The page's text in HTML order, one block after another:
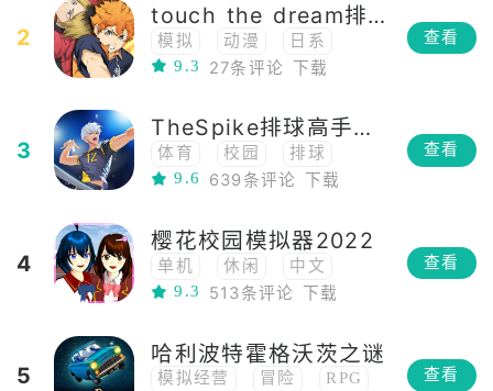
2
touch the dream排球少年韩服
模拟 动漫
日系
女性向
校园 已汉化
9.3 27条评论 下载
查看
3
TheSpike排球高手重制
体育 校园
排球
同人
9.6 639条评论 下载
查看
4
樱花校园模拟器2022
单机 休闲
中文
联网
联机
模拟经营
二次元
养成
开放世界
3D
9.3 513条评论 下载
查看
5
哈利波特霍格沃茨之谜
模拟经营 冒险
RPG
查看